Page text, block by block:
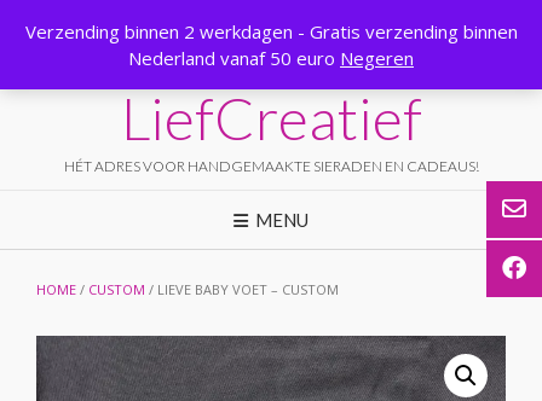
Verzending binnen 2 werkdagen - Gratis verzending binnen
Nederland vanaf 50 euro Negeren
naar
inhoud
LiefCreatief
HÉT ADRES VOOR HANDGEMAAKTE SIERADEN EN CADEAUS!
MENU
HOME / CUSTOM / LIEVE BABY VOET – CUSTOM